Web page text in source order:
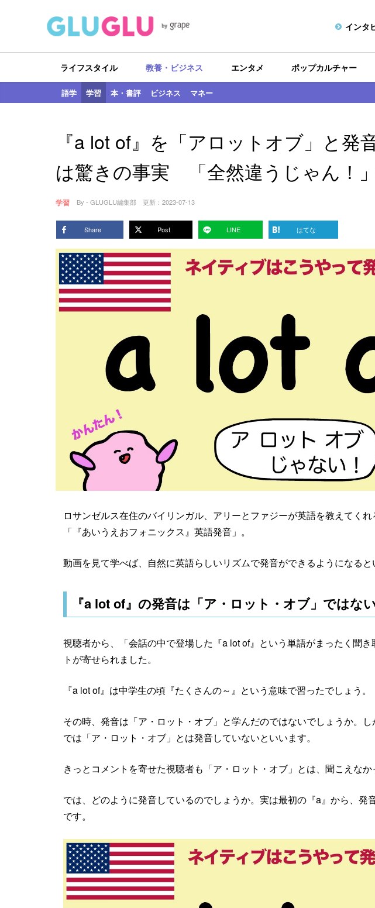
インタ
ライフスタイル 教養・ビジネス
語学 学習 本・書評 ビジネス マネー
エンタメ ポップカルチャー
『a lot of』を「アロットオブ」と発
は驚きの事実 「全然違うじゃん！
学習 By - GLUGLU編集部 更新： 2023-07-13
Share Post LINE はてな
ロサンゼルス在住のバイリンガル、アリーとファジーが英語を教えてく
「『あいうえおフォニックス』英語発音」。
動画を見て学べば、自然に英語らしいリズムで発音ができるようになると
『a lot of』の発音は「ア・ロット・オブ」ではな
視聴者から、「会話の中で登場した『a lot of』という単語がまったく聞
トが寄せられました。
『a lot of』は中学生の頃『たくさんの～』という意味で習ったでしょう。
その時、発音は「ア・ロット・オブ」と学んだのではないでしょうか。
では「ア・ロット・オブ」とは発音していないといいます。
きっとコメントを寄せた視聴者も「ア・ロット・オブ」とは、聞こえなか
では、どのように発音しているのでしょうか。実は最初の『a』から、発
です。